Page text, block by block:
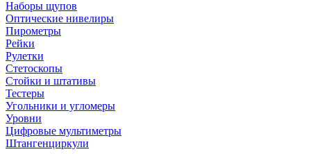
Наборы щупов
Оптические нивелиры
Пирометры
Рейки
Рулетки
Стетоскопы
Стойки и штативы
Тестеры
Угольники и угломеры
Уровни
Цифровые мультиметры
Штангенциркули